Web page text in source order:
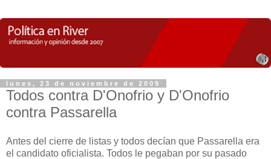
lunes, 23 de noviembre de 2009
Todos contra D'Onofrio y D'Onofrio
contra Passarella
Antes del cierre de listas y todos decían que Passarella era
el candidato oficialista. Todos le pegaban por su pasado